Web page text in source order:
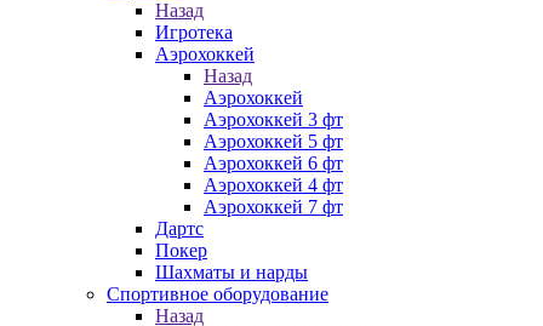
Назад
Игротека
Аэрохоккей
Назад
Аэрохоккей
Аэрохоккей 3 фт
Аэрохоккей 5 фт
Аэрохоккей 6 фт
Аэрохоккей 4 фт
Аэрохоккей 7 фт
Дартс
Покер
Шахматы и нарды
Спортивное оборудование
Назад